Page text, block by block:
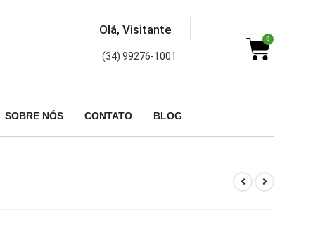
Olá, Visitante
(34) 99276-1001
0
SOBRE NÓS CONTATO BLOG